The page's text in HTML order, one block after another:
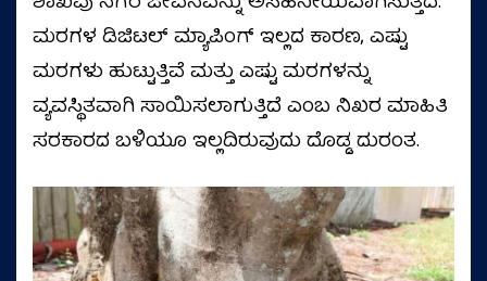
ಮರಗಳ ಡಿಜಿಟಲ್ ಮ್ಯಾಪಿಂಗ್ ಇಲ್ಲದ ಕಾರಣ, ಎಷ್ಟು
ಮರಗಳು ಹುಟ್ಟುತ್ತಿವೆ ಮತ್ತು ಎಷ್ಟು ಮರಗಳನ್ನು
ವ್ಯವಸ್ಥಿತವಾಗಿ ಸಾಯಿಸಲಾಗುತ್ತಿದೆ ಎಂಬ ನಿಖರ ಮಾಹಿತಿ
ಸರಕಾರದ ಬಳಿಯೂ ಇಲ್ಲದಿರುವುದು ದೊಡ್ಡ ದುರಂತ.